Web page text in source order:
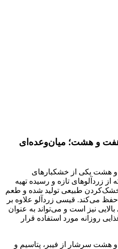
۵۰۰ گرمی هفت و هشت؛ میان‌وعده‌ای
گرمی هفت و هشت یکی از خشکبارهای
زردآلوهای تازه و رسیده تهیه
طبیعی تولید شده و طعم
می‌کند. قیسی زردآلو علاوه بر
نیز است و می‌تواند به عنوان
روزانه مورد استفاده قرار
گرمی هفت و هشت سرشار از فیبر، پتاسیم و